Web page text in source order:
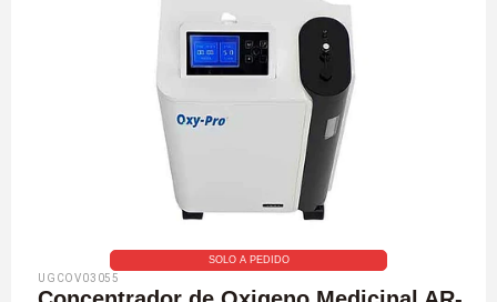
SOLO A PEDIDO
UGCOV03055